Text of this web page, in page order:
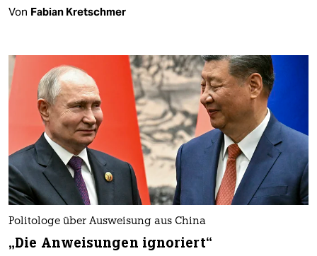
Von Fabian Kretschmer
Politologe über Ausweisung aus China
„Die Anweisungen ignoriert“